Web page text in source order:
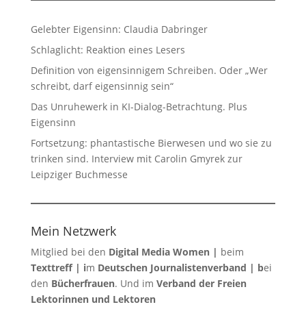
Gelebter Eigensinn: Claudia Dabringer
Schlaglicht: Reaktion eines Lesers
Definition von eigensinnigem Schreiben. Oder „Wer
schreibt, darf eigensinnig sein“
Das Unruhewerk in KI-Dialog-Betrachtung. Plus
Eigensinn
Fortsetzung: phantastische Bierwesen und wo sie zu
trinken sind. Interview mit Carolin Gmyrek zur
Leipziger Buchmesse
Mein Netzwerk
Mitglied bei den Digital Media Women| beim
Texttreff| im Deutschen Journalistenverband | bei
den Bücherfrauen. Und im Verband der Freien
Lektorinnen und Lektoren